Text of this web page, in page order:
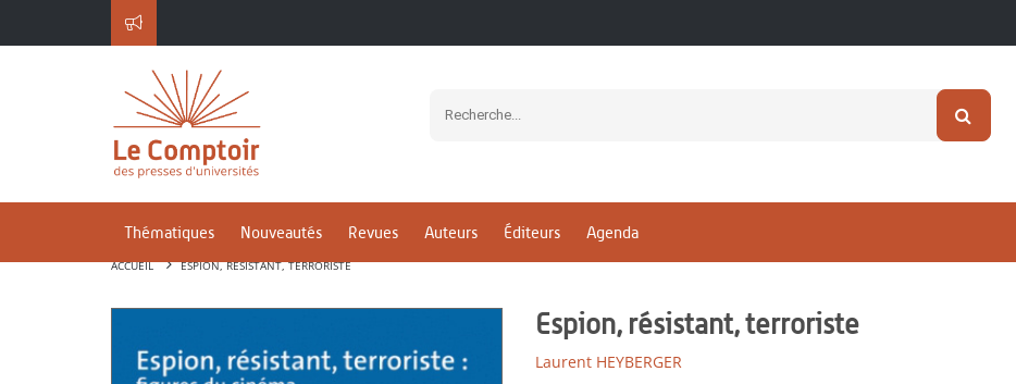
Thématiques Nouveautés Revues Auteurs Éditeurs Agenda
ACCUEIL ESPION, RÉSISTANT, TERRORISTE
Espion, résistant, terroriste
Laurent HEYBERGER